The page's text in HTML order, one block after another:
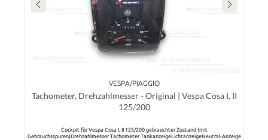
VESPA/PIAGGIO
Tachometer, Drehzahlmesser - Original | Vespa Cosa I, II
125/200
Cockpit für Vespa Cosa I, II 125/200 gebrauchter Zustand (mit
Gebrauchsspuren)Drehzahlmesser Tachometer TankanzeigeLichtanzeigeNeutral-Anzeige